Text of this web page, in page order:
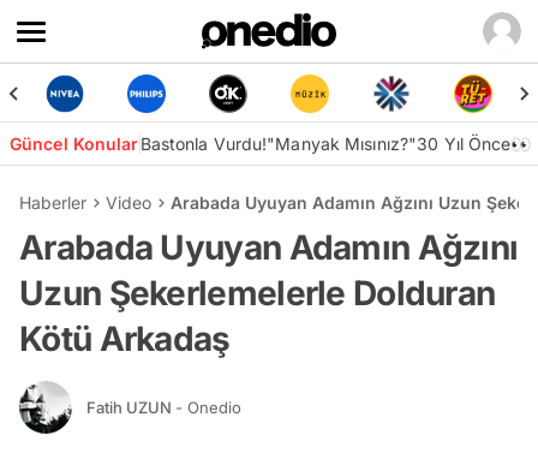
Güncel KonularBastonla Vurdu!"Manyak Mısınız?"30 Yıl Önce👀
Haberler Video Arabada Uyuyan Adamın Ağzını Uzun
Arabada Uyuyan Adamın Ağzını
Uzun Şekerlemelerle Dolduran
Kötü Arkadaş
Fatih UZUN - Onedio